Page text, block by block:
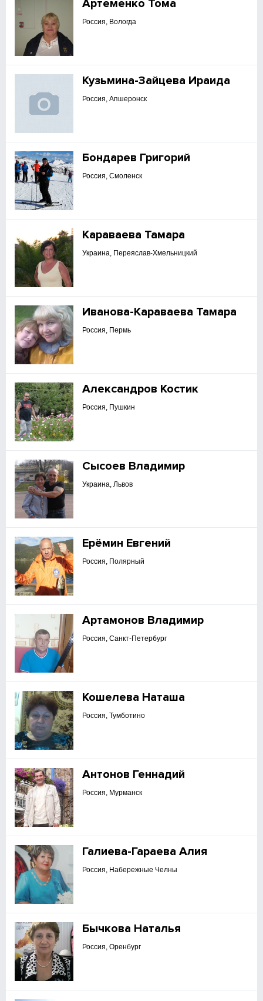
Артеменко Тома
Россия, Вологда
Кузьмина-Зайцева Ираида
Россия, Апшеронск
Бондарев Григорий
Россия, Смоленск
Караваева Тамара
Украина, Переяслав-Хмельницкий
Иванова-Караваева Тамара
Россия, Пермь
Александров Костик
Россия, Пушкин
Сысоев Владимир
Украина, Львов
Ерёмин Евгений
Россия, Полярный
Артамонов Владимир
Россия, Санкт-Петербург
Кошелева Наташа
Россия, Тумботино
Антонов Геннадий
Россия, Мурманск
Галиева-Гараева Алия
Россия, Набережные Челны
Бычкова Наталья
Россия, Оренбург